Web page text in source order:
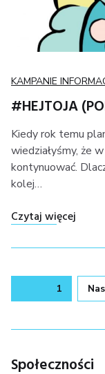
Kategoria
KAMPANIE
#HEJTOJA
Kiedy rok temu
wiedziałyśmy, że
kontynuować.
kolej…
Czytaj więcej
WPISÓW
1
Społeczności